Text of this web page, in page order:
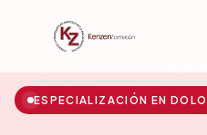
ESPECIALIZACIÓN EN